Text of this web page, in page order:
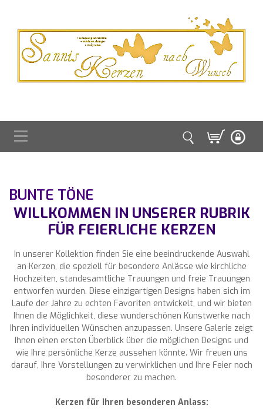
BUNTE TÖNE
WILLKOMMEN IN UNSERER RUBRIK
FÜR FEIERLICHE KERZEN
In unserer Kollektion finden Sie eine beeindruckende Auswahl
an Kerzen, die speziell für besondere Anlässe wie kirchliche
Hochzeiten, standesamtliche Trauungen und freie Trauungen
entworfen wurden. Diese einzigartigen Designs haben sich im
Laufe der Jahre zu echten Favoriten entwickelt, und wir bieten
Ihnen die Möglichkeit, diese wunderschönen Kunstwerke nach
Ihren individuellen Wünschen anzupassen. Unsere Galerie zeigt
Ihnen einen ersten Überblick über die möglichen Designs und
wie Ihre persönliche Kerze aussehen könnte. Wir freuen uns
darauf, Ihre Vorstellungen zu verwirklichen und Ihre Feier noch
besonderer zu machen.
Kerzen für Ihren besonderen Anlass: